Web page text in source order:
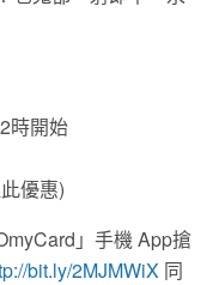
時開始
優惠)
」手機 App搶
bit.ly/2MJMWiX 同